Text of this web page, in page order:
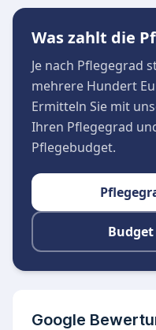
für seine Klienten
Was zahlt die
Je nach Pflegegrad
mehrere Hundert
Ermitteln Sie mit
Ihren Pflegegrad
Pflegebudget.
Google